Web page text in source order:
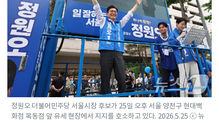
정원오 더불어민주당 서울시장 후보가 25일 오후 서울 양천구 현대백
화점 목동점 앞 유세 현장에서 지지를 호소하고 있다. 2026.5.25 ⓒ 뉴